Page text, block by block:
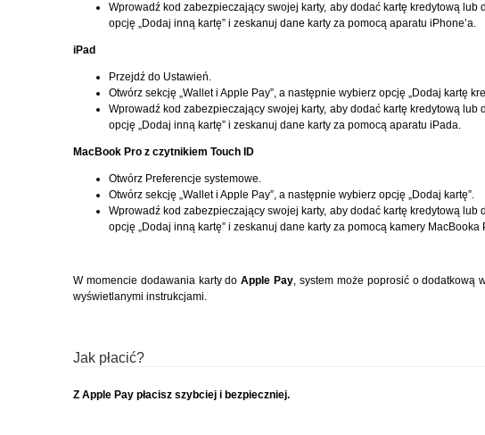
Wprowadź kod zabezpieczający swojej karty, aby dodać kartę kredytową
opcję „Dodaj inną kartę” i zeskanuj dane karty za pomocą aparatu iPhone’a.
iPad
Przejdź do Ustawień.
Otwórz sekcję „Wallet i Apple Pay”, a następnie wybierz opcję „Dodaj kartę
Wprowadź kod zabezpieczający swojej karty, aby dodać kartę kredytową
opcję „Dodaj inną kartę” i zeskanuj dane karty za pomocą aparatu iPada.
MacBook Pro z czytnikiem Touch ID
Otwórz Preferencje systemowe.
Otwórz sekcję „Wallet i Apple Pay”, a następnie wybierz opcję „Dodaj kartę”.
Wprowadź kod zabezpieczający swojej karty, aby dodać kartę kredytową
opcję „Dodaj inną kartę” i zeskanuj dane karty za pomocą kamery MacBooka
W momencie dodawania karty doApple Pay, system może poprosić o dodatkową
wyświetlanymi instrukcjami.
Jak płacić?
Z Apple Pay płacisz szybciej i bezpieczniej.